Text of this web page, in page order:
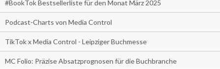
#BookTok Bestsellerliste für den Monat März 2025
Podcast-Charts von Media Control
TikTok x Media Control - Leipziger Buchmesse
MC Folio: Präzise Absatzprognosen für die Buchbranche